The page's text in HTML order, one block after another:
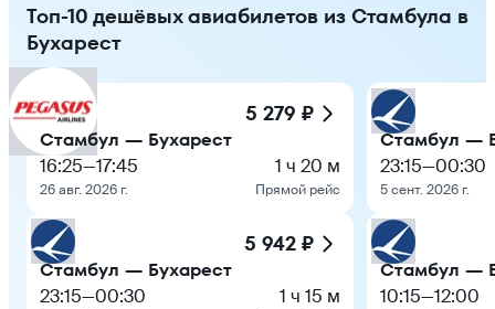
Топ-10 дешёвых авиабилетов из Стамбула в
Бухарест
5 279 ₽
Стамбул — Бухарест
16:25—17:45
26 авг. 2026 г.
1 ч 20 м
Прямой рейс
5 942 ₽
Стамбул — Бухарест
23:15—00:30 1 ч 15 м
Стамбул —
23:15—00:30
5 сент. 2026 г.
Стамбул —
10:15—12:00